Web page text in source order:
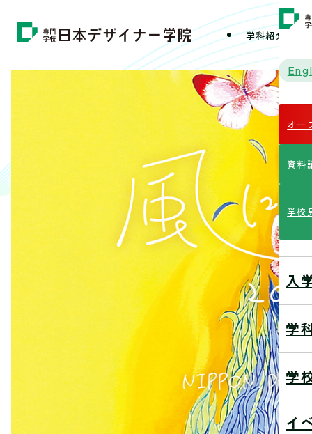
学科紹介
オー
資料
学校
入
学
学
イ